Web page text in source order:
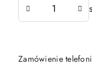
Zamówienie